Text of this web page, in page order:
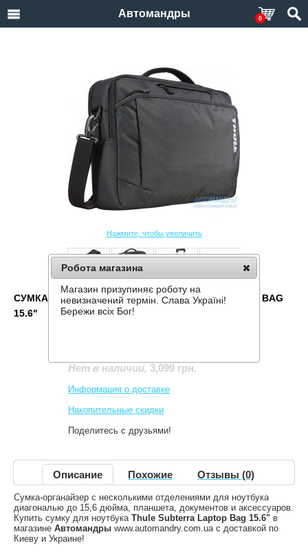
Автомандры 0
Нажмите, чтобы увеличить
СУМКА ДЛЯ НОУТБУКА THULE SUBTERRA LAPTOP BAG
15.6"
Нет в наличии, 3,099 грн.
Информация о доставке
Накопительные скидки
Поделитесь с друзьями!
Описание Похожие Отзывы (0)
Сумка-органайзер с несколькими отделениями для ноутбука
диагональю до 15,6 дюйма, планшета, документов и аксессуаров.
Купить сумку для ноутбука Thule Subterra Laptop Bag 15.6" в
магазине Автомандры www.automandry.com.ua с доставкой по
Киеву и Украине!
Робота магазина
Магазин призупиняє роботу на
невизначений термін. Слава Україні!
Бережи всіх Бог!